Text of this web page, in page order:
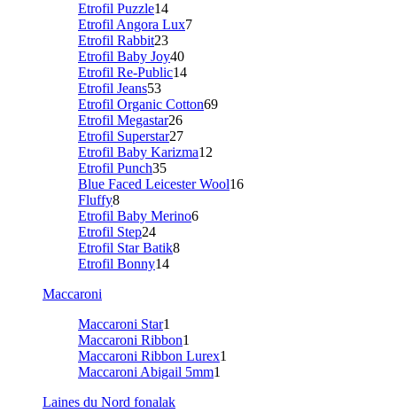
Etrofil Puzzle14
Etrofil Angora Lux7
Etrofil Rabbit23
Etrofil Baby Joy40
Etrofil Re-Public14
Etrofil Jeans53
Etrofil Organic Cotton69
Etrofil Megastar26
Etrofil Superstar27
Etrofil Baby Karizma12
Etrofil Punch35
Blue Faced Leicester Wool16
Fluffy8
Etrofil Baby Merino6
Etrofil Step24
Etrofil Star Batik8
Etrofil Bonny14
Maccaroni
Maccaroni Star1
Maccaroni Ribbon1
Maccaroni Ribbon Lurex1
Maccaroni Abigail 5mm1
Laines du Nord fonalak